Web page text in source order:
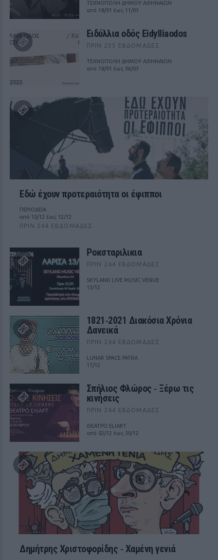
ΤΕΧΝΟΠΟΛΗ ΔΗΜΟΥ ΑΘΗΝΑΙΩΝ
από 18/01 έως 11/03
Ειδύλλια οδός Eidylliaodos
ΠΡΙΝ 235 ΕΒΔΟΜΆΔΕΣ
ΤΕΧΝΟΠΟΛΗ ΔΗΜΟΥ ΑΘΗΝΑΙΩΝ
από 18/01 έως 06/03
Εδώ έχουν προτεραιότητα οι έφιπποι
ΠΕΡΙΟΔΕΙΑ
από 10/12 έως 12/12
ΠΡΙΝ 244 ΕΒΔΟΜΆΔΕΣ
Ροκσταριλικια
ΠΡΙΝ 244 ΕΒΔΟΜΆΔΕΣ
SKYLAND LIVE MUSIC VENUE
13/12
1821‑2021 Διακόσια Χρόνια
Δανεικά
ΠΡΙΝ 244 ΕΒΔΟΜΆΔΕΣ
LUNAR SPACE PATRA
17/12
Σπήλιος Φλώρος ‑ Ξέρω τις
κινήσεις
ΠΡΙΝ 244 ΕΒΔΟΜΆΔΕΣ
ΘΕΑΤΡΟ ELIART
από 02/12 έως 30/12
Δημήτρης Χριστοφορίδης ‑ Χαμένη γενιά